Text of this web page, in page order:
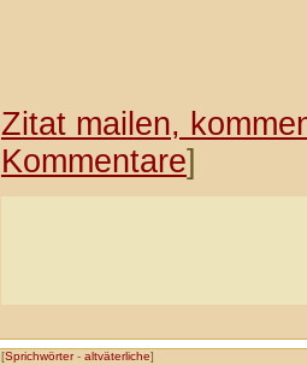
Zitat mailen,
Kommentare]
[Sprichwörter- altväterliche]